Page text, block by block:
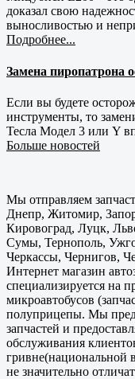
доказал свою
выносливостью и
Подробнее...
Замена пиропатрона
Если вы будете
инструменты, то
Тесла Модел 3 или Y
Больше новостей
Мы отправляем
Днепр, Житомир,
Кировоград, Луцк,
Сумы, Тернополь,
Черкассы, Чернигов,
Интернет магазин
специализируется на
микроавтобусов
полуприцепы. Мы
запчастей и
обслуживания
гривне(национальной
не значительно